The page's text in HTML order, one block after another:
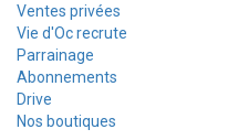
Ventes privées
Vie d'Oc recrute
Parrainage
Abonnements
Drive
Nos boutiques